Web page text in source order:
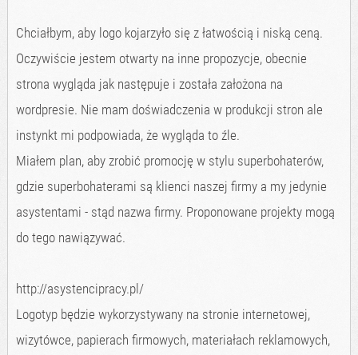
Chciałbym, aby logo kojarzyło się z łatwością i niską ceną.
Oczywiście jestem otwarty na inne propozycje, obecnie
strona wygląda jak następuje i została założona na
wordpresie. Nie mam doświadczenia w produkcji stron ale
instynkt mi podpowiada, że wygląda to źle.
Miałem plan, aby zrobić promocję w stylu superbohaterów,
gdzie superbohaterami są klienci naszej firmy a my jedynie
asystentami - stąd nazwa firmy. Proponowane projekty mogą
do tego nawiązywać.
http://asystencipracy.pl/
Logotyp będzie wykorzystywany na stronie internetowej,
wizytówce, papierach firmowych, materiałach reklamowych,